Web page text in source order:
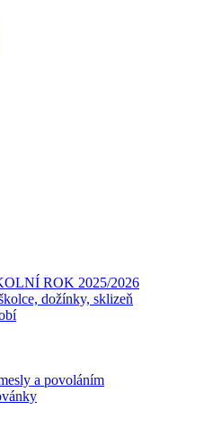
ROK 2025/2026
dožínky, sklizeň
a povoláním